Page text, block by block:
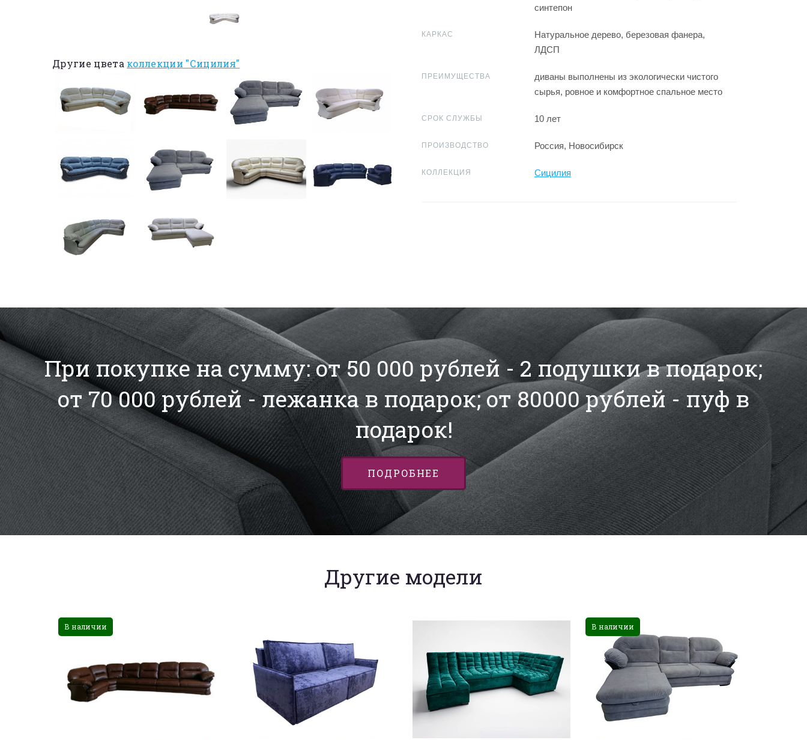
Другие цвета коллекции "Сицилия"
синтепон
КАРКАС
Натуральное дерево, березовая фанера,
ЛДСП
ПРЕИМУЩЕСТВА
диваны выполнены из экологически чистого
сырья, ровное и комфортное спальное место
СРОК СЛУЖБЫ 10 лет
ПРОИЗВОДСТВО Россия, Новосибирск
КОЛЛЕКЦИЯ Сицилия
При покупке на сумму: от 50 000 рублей - 2 подушки в подарок;
от 70 000 рублей - лежанка в подарок; от 80000 рублей - пуф в
подарок!
ПОДРОБНЕЕ
Другие модели
В наличии В наличии